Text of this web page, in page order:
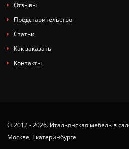
Отзывы
Представительство
Статьи
Как заказать
Контакты
© 2012 - 2026. Итальянская мебель в
Москве, Екатеринбурге